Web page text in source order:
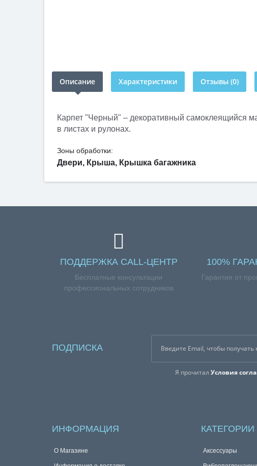
Описание Характеристики Отзывы (0)
Карпет "Черный" – декоративный самоклеящийся
в листах и рулонах.
Зоны обработки:
Двери, Крыша, Крышка багажника
ПОДДЕРЖКА CALL-ЦЕНТР
Бесплатные консультации
профессиональных сотрудников
100%
Гарантия от
ПОДПИСКА
Я прочиталУсловия
ИНФОРМАЦИЯ
О Магазине
КАТЕГОРИИ
Аксессуары